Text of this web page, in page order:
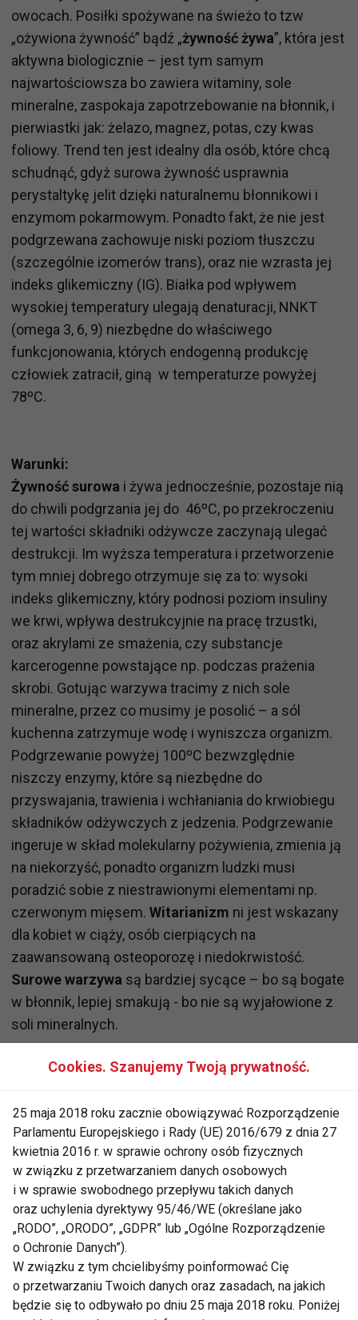
owocach. Posiłki spożywane na świeżo to tzw
„ożywiona żywność” bądź „żywność żywa”, która jest
aktywna biologicznie – jest tym samym
najwartościowsza bo zawiera witaminy, sole
mineralne, zaspokaja zapotrzebowanie na błonnik, i
pierwiastki jak: żelazo, magnez, potas, czy kwas
foliowy. Trend ten jest idealny dla osób, które chcą
schudnąć, gdyż surowa żywność usprawnia
perystaltykę jelit dzięki naturalnemu błonnikowi i
enzymom pokarmowym. Ponadto fakt, że nie jest
podgrzewana zachowuje niski poziom tłuszczu
(szczególnie izomerów trans), oraz nie wzrasta jej
indeks glikemiczny (IG). Białka pod wpływem
wysokiej temperatury ulegają denaturacji, NNKT
(omega 3, 6, 9) niezbędne do właściwego
funkcjonowania, których endogenną produkcję
człowiek zatracił, giną w temperaturze powyżej
78ºC.
Warunki:
Żywność surowa i żywa jednocześnie, pozostaje nią
do chwili podgrzania jej do 46ºC, po przekroczeniu
tej wartości składniki odżywcze zaczynają ulegać
destrukcji. Im wyższa temperatura i przetworzenie
tym mniej dobrego otrzymuje się za to: wysoki
indeks glikemiczny, który podnosi poziom insuliny
we krwi, wpływa destrukcyjnie na pracę trzustki,
oraz akrylami ze smażenia, czy substancje
karcerogenne powstające np. podczas prażenia
skrobi. Gotując warzywa tracimy z nich sole
mineralne, przez co musimy je posolić – a sól
kuchenna zatrzymuje wodę i wyniszcza organizm.
Podgrzewanie powyżej 100ºC bezwzględnie
niszczy enzymy, które są niezbędne do
przyswajania, trawienia i wchłaniania do krwiobiegu
składników odżywczych z jedzenia. Podgrzewanie
ingeruje w skład molekularny pożywienia, zmienia ją
na niekorzyść, ponadto organizm ludzki musi
poradzić sobie z niestrawionymi elementami np.
czerwonym mięsem. Witarianizm ni jest wskazany
dla kobiet w ciąży, osób cierpiących na
zaawansowaną osteoporozę i niedokrwistość.
Surowe warzywa są bardziej sycące – bo są bogate
w błonnik, lepiej smakują - bo nie są wyjałowione z
soli mineralnych.
[-------]
- warzywa i owoce
- nasiona, ziarna, orzechu
- kiełki roślin
- suszone owoce
- świeżo wyciskane soki
- ryby (sushi, ryby wędzone na zimno, śledzie)
Zalety diety fitoodżywczej:
- profilaktyka chorób cywilizacyjnych: nowotworów,
Cookies. Szanujemy Twoją prywatność.
25 maja 2018 roku zacznie obowiązywać Rozporządzenie
Parlamentu Europejskiego i Rady (UE) 2016/679 z dnia 27
kwietnia 2016 r. w sprawie ochrony osób fizycznych
w związku z przetwarzaniem danych osobowych
i w sprawie swobodnego przepływu takich danych
oraz uchylenia dyrektywy 95/46/WE (określane jako
„RODO”, „ORODO”, „GDPR” lub „Ogólne Rozporządzenie
o Ochronie Danych”).
W związku z tym chcielibyśmy poinformować Cię
o przetwarzaniu Twoich danych oraz zasadach, na jakich
będzie się to odbywało po dniu 25 maja 2018 roku. Poniżej